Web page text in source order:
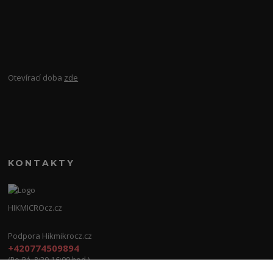
Otevírací doba zde
KONTAKTY
HIKMICROcz.cz
Podpora Hikmikrocz.cz
+420774509894
(Po-Pá, 8:30-16:00 hod.)